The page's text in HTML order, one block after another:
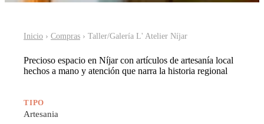
Inicio › Compras › Taller/Galería L' Atelier Níjar
Precioso espacio en Níjar con artículos de artesanía local
hechos a mano y atención que narra la historia regional
TIPO
Artesania